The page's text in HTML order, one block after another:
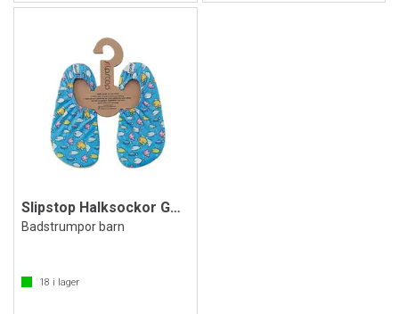
Slipstop Halksockor Goldfish
Badstrumpor barn
18 i lager